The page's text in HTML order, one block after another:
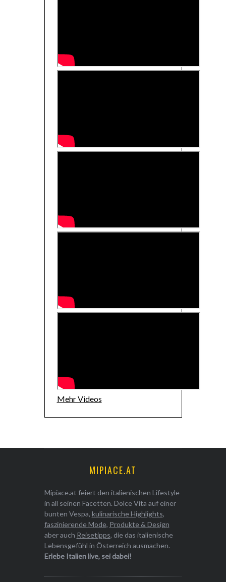
Mehr Videos
MIPIACE.AT
Mipiace.at feiert den italienischen Lifestyle
in all seinen Facetten. Dolce Vita auf einer
bunten Vespa, kulinarische Highlights,
faszinierende Mode, Produkte & Design
aber auch Reisetipps, die das italienische
Lebensgefühl in Österreich ausmachen.
Erlebe Italien live, sei dabei!